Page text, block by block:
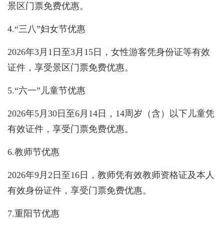
景区门票免费优惠。
4.“三八”妇女节优惠
2026年3月1日至3月15日，女性游客凭身份证等有效
证件，享受景区门票免费优惠。
5.“六一”儿童节优惠
2026年5月30日至6月14日，14周岁（含）以下儿童凭
有效证件，享受门票免费优惠。
6.教师节优惠
2026年9月2日至16日，教师凭有效教师资格证及本人
有效身份证件，享受门票免费优惠。
7.重阳节优惠